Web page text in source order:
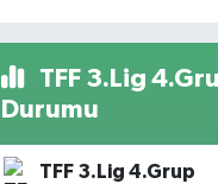
TFF 3.Lig
Durumu
TFF 3.Lig 4.Grup